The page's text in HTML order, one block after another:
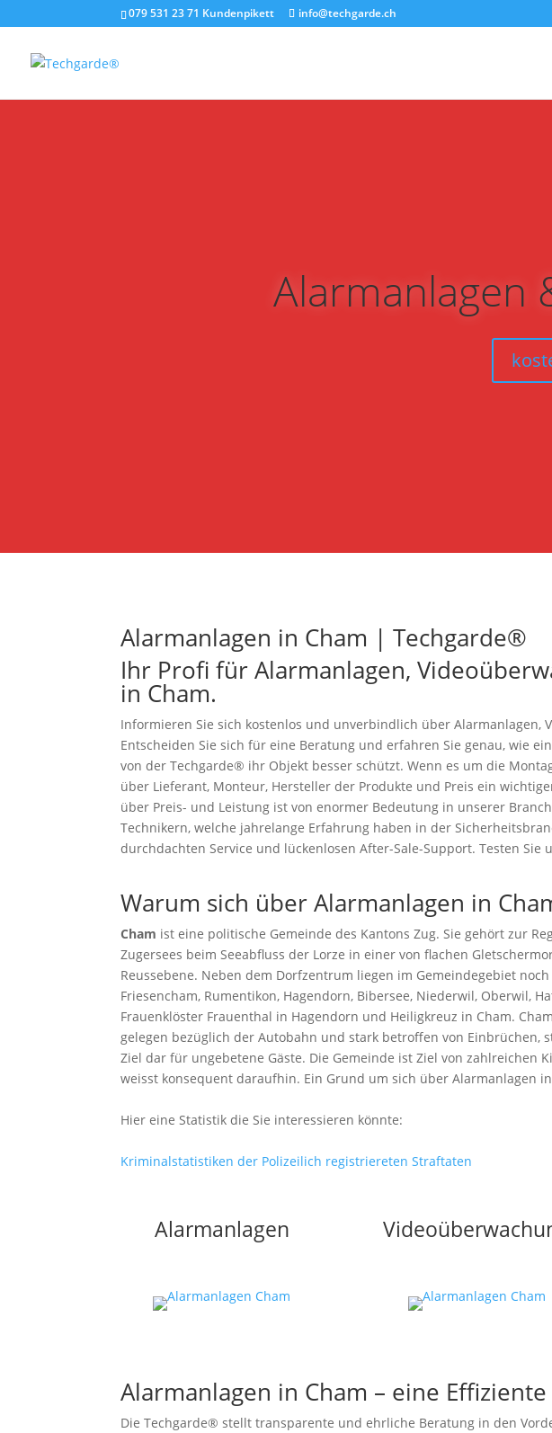
079 531 23 71 Kundenpikett info@techgarde.ch
Alarmanlagen
Alarmanlagen in Cham | Techgarde®
Ihr Profi für Alarmanlagen,
in Cham.
Informieren Sie sich kostenlos und unverbindlich über Alarmanlagen,
Entscheiden Sie sich für eine Beratung und erfahren Sie genau, wie
von der Techgarde® ihr Objekt besser schützt. Wenn es um die
über Lieferant, Monteur, Hersteller der Produkte und Preis ein
über Preis- und Leistung ist von enormer Bedeutung in unserer
Technikern, welche jahrelange Erfahrung haben in der
durchdachten Service und lückenlosen After-Sale-Support. Testen Sie
Warum sich über Alarmanlagen in
Cham ist eine politische Gemeinde des Kantons Zug. Sie gehört zur
Zugersees beim Seeabfluss der Lorze in einer von flachen
Reussebene. Neben dem Dorfzentrum liegen im Gemeindegebiet
Friesencham, Rumentikon, Hagendorn, Bibersee, Niederwil, Oberwil,
Frauenklöster Frauenthal in Hagendorn und Heiligkreuz in Cham.
gelegen bezüglich der Autobahn und stark betroffen von Einbrüchen,
Ziel dar für ungebetene Gäste. Die Gemeinde ist Ziel von zahlreichen
weisst konsequent daraufhin. Ein Grund um sich über Alarmanlagen
Hier eine Statistik die Sie interessieren könnte:
Kriminalstatistiken der Polizeilich registriereten Straftaten
Alarmanlagen
Alarmanlagen in Cham – eine
Die Techgarde® stellt transparente und ehrliche Beratung in den